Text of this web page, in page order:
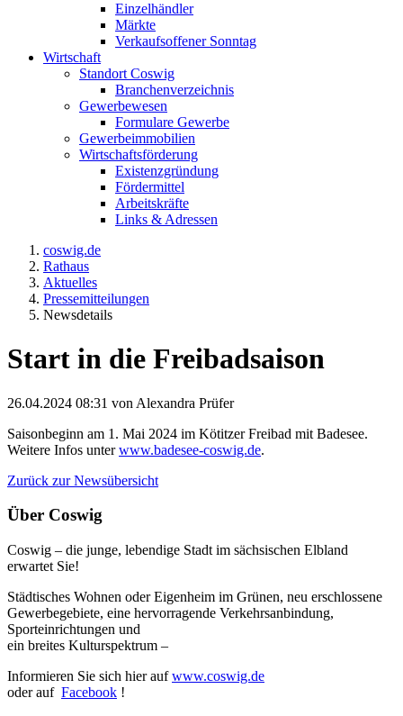
Einzelhändler
Märkte
Verkaufsoffener Sonntag
Wirtschaft
Standort Coswig
Branchenverzeichnis
Gewerbewesen
Formulare Gewerbe
Gewerbeimmobilien
Wirtschaftsförderung
Existenzgründung
Fördermittel
Arbeitskräfte
Links & Adressen
coswig.de
Rathaus
Aktuelles
Pressemitteilungen
Newsdetails
Start in die Freibadsaison
26.04.2024 08:31 von Alexandra Prüfer
Saisonbeginn am 1. Mai 2024 im Kötitzer Freibad mit Badesee.
Weitere Infos unterwww.badesee-coswig.de.
Zurück zur Newsübersicht
Über Coswig
Coswig – die junge, lebendige Stadt im sächsischen Elbland
erwartet Sie!
Städtisches Wohnen oder Eigenheim im Grünen, neu erschlossene
Gewerbegebiete, eine hervorragende Verkehrsanbindung,
Sporteinrichtungen und
ein breites Kulturspektrum –
Informieren Sie sich hier aufwww.coswig.de
oder auf Facebook !